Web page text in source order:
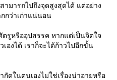
ามารถไปถึงจุดสูงสุดได้ แต่อย่าง
กว่าเก่าแน่นอน
รูหรืออุปสรรค หากแต่เป็นจิตใจ
องได้ เราก็จะได้ก้าวไปอีกขั้น
ดในตนเองไม่ใช่เรื่องน่าอายหรือ